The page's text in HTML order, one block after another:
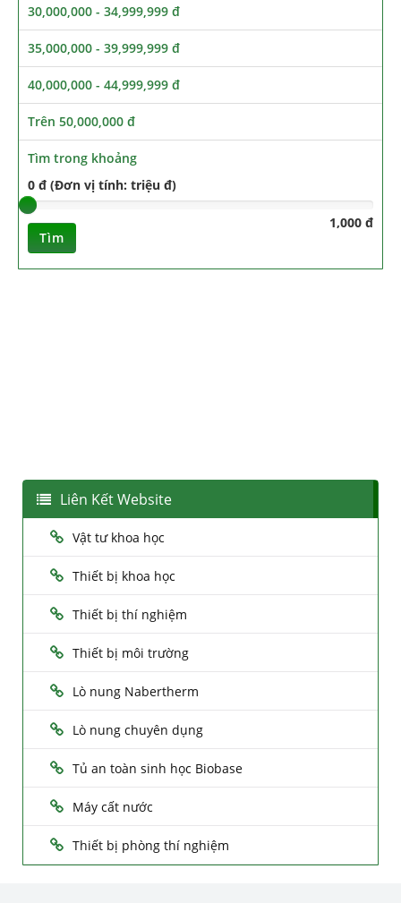
30,000,000 - 34,999,999 đ
35,000,000 - 39,999,999 đ
40,000,000 - 44,999,999 đ
Trên 50,000,000 đ
Tìm trong khoảng
0 đ (Đơn vị tính: triệu đ)
1,000 đ
Tìm
Liên Kết Website
Vật tư khoa học
Thiết bị khoa học
Thiết bị thí nghiệm
Thiết bị môi trường
Lò nung Nabertherm
Lò nung chuyên dụng
Tủ an toàn sinh học Biobase
Máy cất nước
Thiết bị phòng thí nghiệm